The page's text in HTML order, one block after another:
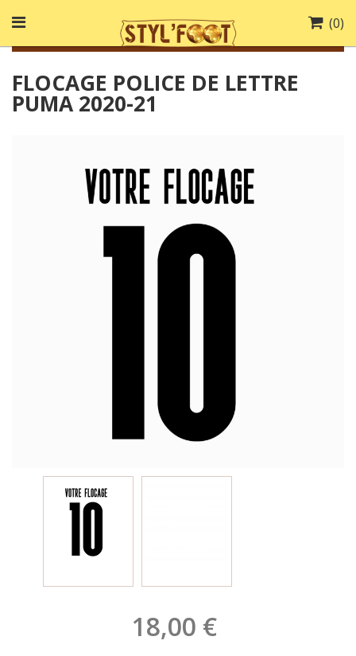
(0)
FLOCAGE POLICE DE LETTRE
PUMA 2020-21
18,00 €